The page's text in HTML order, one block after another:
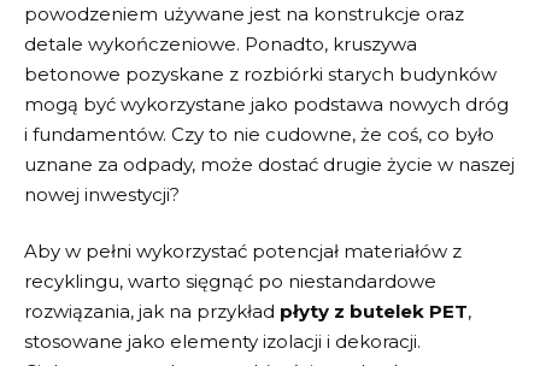
powodzeniem używane jest na konstrukcje⁢ oraz
detale wykończeniowe. ‍Ponadto, kruszywa
betonowe pozyskane z rozbiórki starych budynków
mogą⁤ być wykorzystane jako ​podstawa nowych dróg
i fundamentów.⁢ Czy to nie cudowne,⁣ że coś, co było‍
uznane za odpady, może dostać drugie życie w naszej
nowej‌ inwestycji?
Aby w pełni wykorzystać potencjał materiałów z
⁢recyklingu, warto ⁤sięgnąć po niestandardowe‌
rozwiązania, ⁣jak na ⁣przykład płyty z​ butelek PET,
stosowane jako elementy izolacji i dekoracji.